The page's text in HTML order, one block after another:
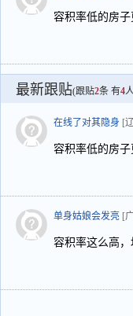
容积率低的房
最新跟贴(跟贴2条 有4
在线了对其隐身 [
容积率低的房
单身姑娘会发亮 [
容积率这么高